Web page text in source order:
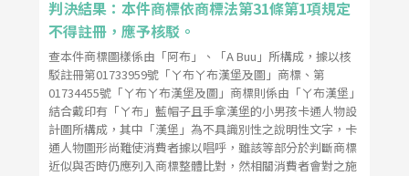
判決結果：本件商標依商標法第31條第1項規定
不得註冊，應予核駁。
查本件商標圖樣係由「阿布」、「A Buu」所構成，據以核
駁註冊第01733959號「ㄚ布ㄚ布漢堡及圖」商標、第
01734455號「ㄚ布ㄚ布漢堡及圖」商標則係由「ㄚ布漢堡」
結合戴印有「ㄚ布」藍帽子且手拿漢堡的小男孩卡通人物設
計圖所構成，其中「漢堡」為不具識別性之說明性文字，卡
通人物圖形尚難使消費者據以唱呼，雖該等部分於判斷商標
近似與否時仍應列入商標整體比對，然相關消費者會對之施